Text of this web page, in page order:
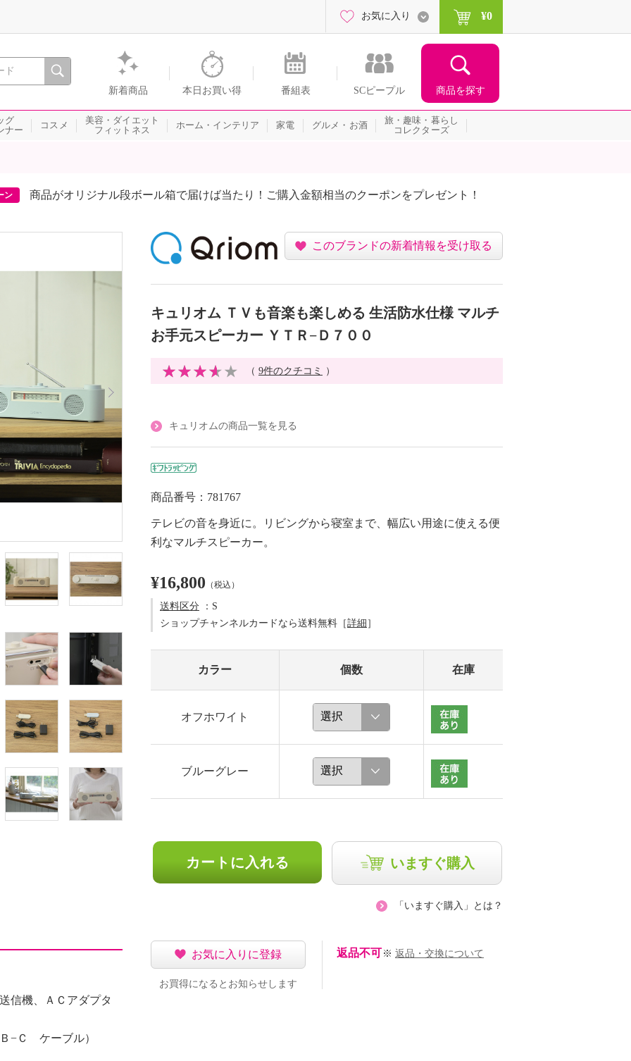
。通販・テレビショッピングのショップチャンネル
新着商品 本日お買い得 番組表 SCピープル 商品を探す
お気に入り ¥0
グ
ナー
コスメ
美容・ダイエット
フィットネス
ホーム・インテリア 家電 グルメ・お酒
旅・趣味・暮らし
コレクターズ
ン 商品がオリジナル段ボール箱で届けば当たり！ご購入金額相当のクーポンをプレゼント！
信機、ＡＣアダプタ
−Ｃ ケーブル）
このブランドの新着情報を受け取る
キュリオム ＴＶも音楽も楽しめる 生活防水仕様 マルチ
お手元スピーカー ＹＴＲ−Ｄ７００
（ 9件のクチコミ ）
キュリオムの商品一覧を見る
商品番号：781767
テレビの音を身近に。リビングから寝室まで、幅広い用途に使える便
利なマルチスピーカー。
¥16,800 （税込）
送料区分 ：S
ショップチャンネルカードなら送料無料［詳細 ］
カラー 個数 在庫
オフホワイト
ブルーグレー
カートに入れる いますぐ購入
「いますぐ購入」とは？
お気に入りに登録
お買得になるとお知らせします
返品不可 ※ 返品・交換について